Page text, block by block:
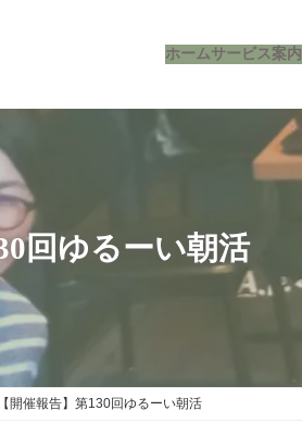
ホームサービス案内
回ゆるーい朝活
【開催報告】第130回ゆるーい朝活